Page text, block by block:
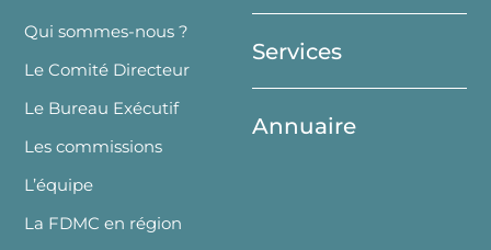
Top
Qui sommes-nous ?
Le Comité Directeur
Le Bureau Exécutif
Les commissions
L’équipe
La FDMC en région
Services
Annuaire